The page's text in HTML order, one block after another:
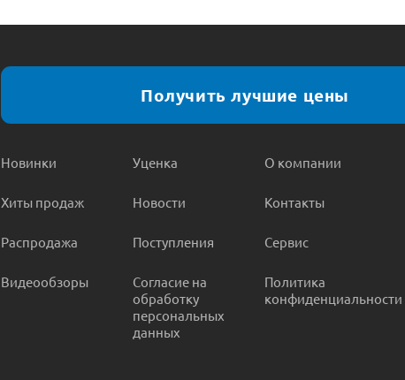
Получить лучшие цены
Новинки
Хиты продаж
Распродажа
Видеообзоры
Уценка
Новости
Поступления
Согласие на
обработку
персональных
данных
О компании
Контакты
Сервис
Политика
конфиденциальности